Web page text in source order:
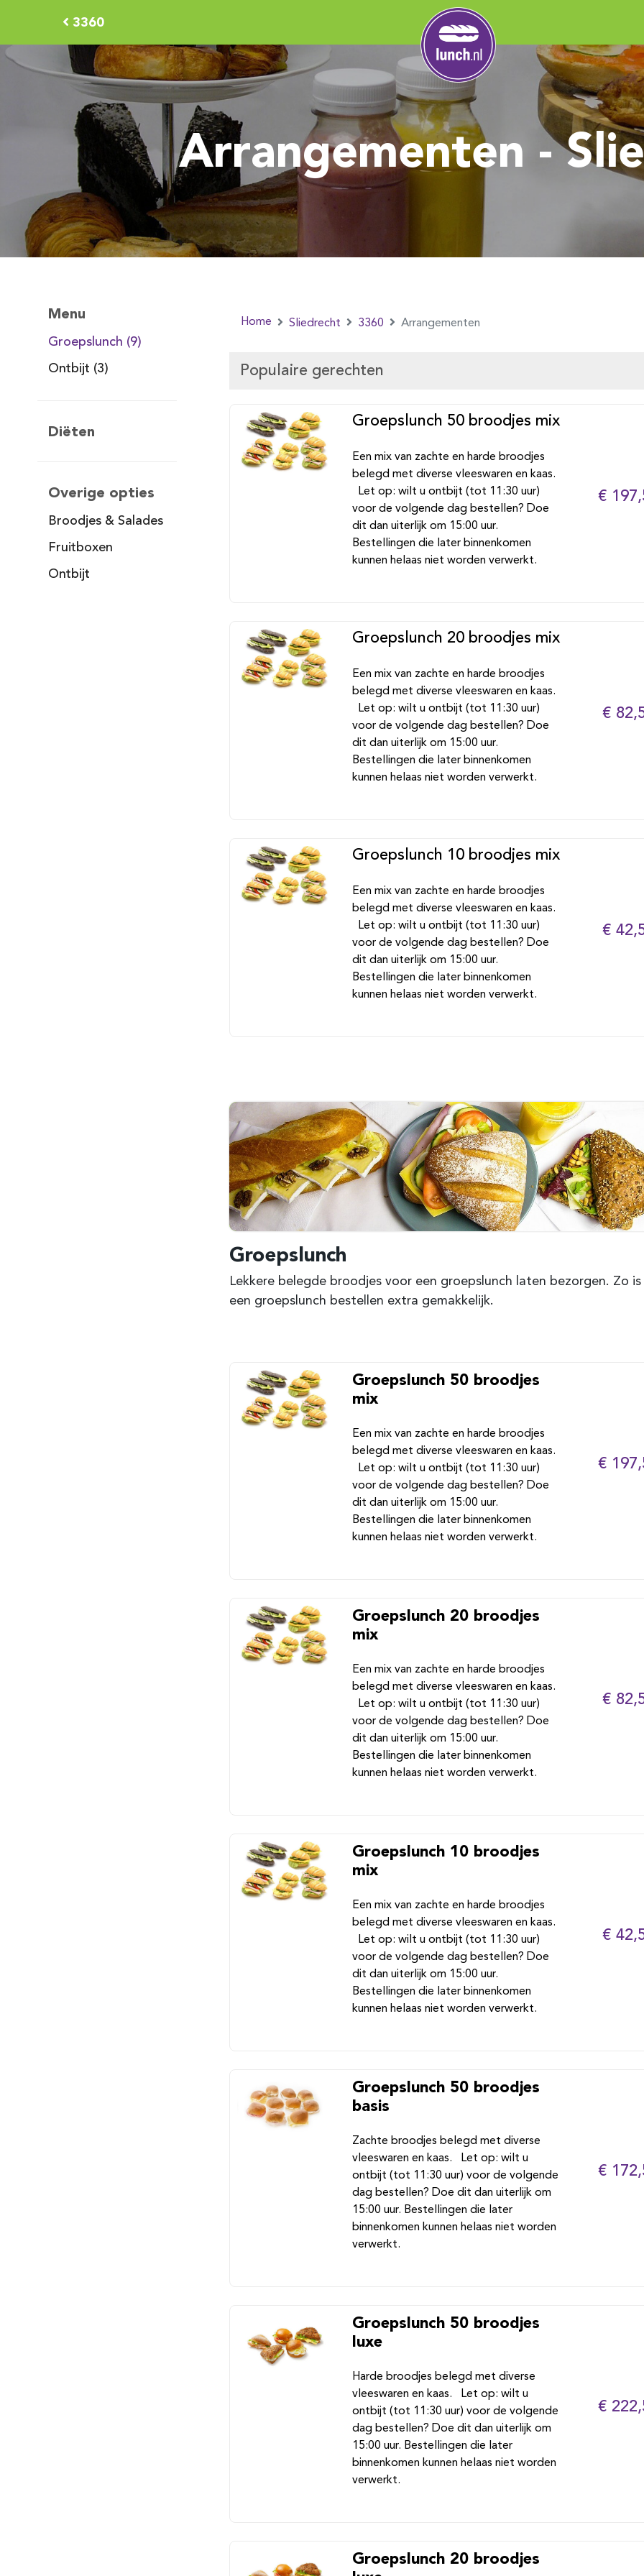
3360
Arrangementen -
Menu
Groepslunch (9)
Ontbijt (3)
Diëten
Overige opties
Broodjes & Salades
Fruitboxen
Ontbijt
Home Sliedrecht 3360 Arrangementen
Populaire gerechten
Groepslunch 50 broodjes mix
Een mix van zachte en harde broodjes
belegd met diverse vleeswaren en kaas.
Let op: wilt u ontbijt (tot 11:30 uur)
voor de volgende dag bestellen? Doe
dit dan uiterlijk om 15:00 uur.
Bestellingen die later binnenkomen
kunnen helaas niet worden verwerkt.
€
Groepslunch 20 broodjes mix
Een mix van zachte en harde broodjes
belegd met diverse vleeswaren en kaas.
Let op: wilt u ontbijt (tot 11:30 uur)
voor de volgende dag bestellen? Doe
dit dan uiterlijk om 15:00 uur.
Bestellingen die later binnenkomen
kunnen helaas niet worden verwerkt.
€
Groepslunch 10 broodjes mix
Een mix van zachte en harde broodjes
belegd met diverse vleeswaren en kaas.
Let op: wilt u ontbijt (tot 11:30 uur)
voor de volgende dag bestellen? Doe
dit dan uiterlijk om 15:00 uur.
Bestellingen die later binnenkomen
kunnen helaas niet worden verwerkt.
€
Groepslunch
Lekkere belegde broodjes voor een groepslunch laten bezorgen. Zo
een groepslunch bestellen extra gemakkelijk.
Groepslunch 50 broodjes
mix
Een mix van zachte en harde broodjes
belegd met diverse vleeswaren en kaas.
Let op: wilt u ontbijt (tot 11:30 uur)
voor de volgende dag bestellen? Doe
dit dan uiterlijk om 15:00 uur.
Bestellingen die later binnenkomen
kunnen helaas niet worden verwerkt.
€
Groepslunch 20 broodjes
mix
Een mix van zachte en harde broodjes
belegd met diverse vleeswaren en kaas.
Let op: wilt u ontbijt (tot 11:30 uur)
voor de volgende dag bestellen? Doe
dit dan uiterlijk om 15:00 uur.
Bestellingen die later binnenkomen
kunnen helaas niet worden verwerkt.
€
Groepslunch 10 broodjes
mix
Een mix van zachte en harde broodjes
belegd met diverse vleeswaren en kaas.
Let op: wilt u ontbijt (tot 11:30 uur)
voor de volgende dag bestellen? Doe
dit dan uiterlijk om 15:00 uur.
Bestellingen die later binnenkomen
kunnen helaas niet worden verwerkt.
€
Groepslunch 50 broodjes
basis
Zachte broodjes belegd met diverse
vleeswaren en kaas. Let op: wilt u
ontbijt (tot 11:30 uur) voor de volgende
dag bestellen? Doe dit dan uiterlijk om
15:00 uur. Bestellingen die later
binnenkomen kunnen helaas niet worden
verwerkt.
€
Groepslunch 50 broodjes
luxe
Harde broodjes belegd met diverse
vleeswaren en kaas. Let op: wilt u
ontbijt (tot 11:30 uur) voor de volgende
dag bestellen? Doe dit dan uiterlijk om
15:00 uur. Bestellingen die later
binnenkomen kunnen helaas niet worden
verwerkt.
€
Groepslunch 20 broodjes